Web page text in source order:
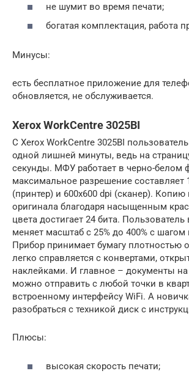
не шумит во время печати;
богатая комплектация, работа
Минусы:
есть бесплатное приложение для
обновляется, не обслуживается.
Xerox WorkCentre 3025BI
С Xerox WorkCentre 3025BI
одной лишней минуты, ведь на
секунды. МФУ работает в черно-белом
максимальное разрешение составляет
(принтер) и 600х600 dpi (сканер). Копию
оригинала благодаря насыщенным
цвета достигает 24 бита.
меняет масштаб с 25% до 400% с шагом
Прибор принимает бумагу плотностью
легко справляется с конвертами,
наклейками. И главное – документы на
можно отправить с любой точки в
встроенному интерфейсу WiFi. А
разобраться с техникой диск с
Плюсы:
высокая скорость печати;